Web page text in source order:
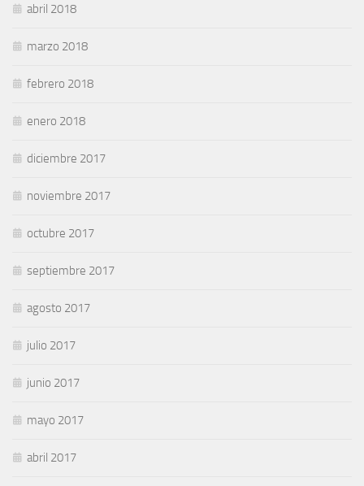
abril 2018
marzo 2018
febrero 2018
enero 2018
diciembre 2017
noviembre 2017
octubre 2017
septiembre 2017
agosto 2017
julio 2017
junio 2017
mayo 2017
abril 2017